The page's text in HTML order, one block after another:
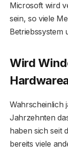
Microsoft wird
sein, so viele
Betriebssystem
Wird
Wahrscheinlich
Jahrzehnten
haben sich seit
bereits viele